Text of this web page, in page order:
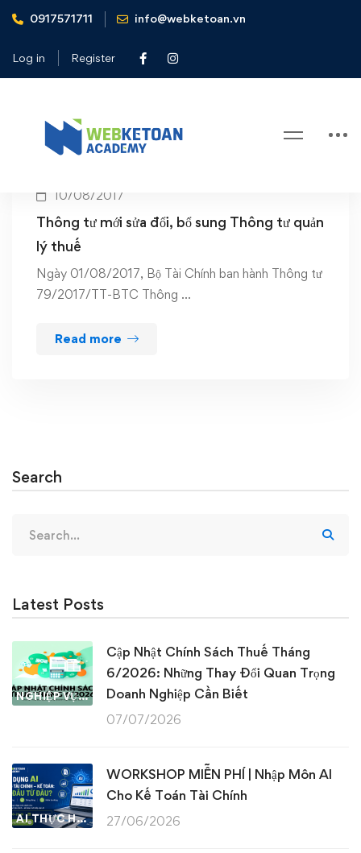
0917571711 info@webketoan.vn
Log in Register
Home Thông tư mới sửa đổi
Tag: Thông tư mới sửa đổi
10/08/2017
Thông tư mới sửa đổi, bổ sung Thông tư quản
lý thuế
Ngày 01/08/2017, Bộ Tài Chính ban hành Thông tư
79/2017/TT-BTC Thông …
Read more
Search
for:
Latest Posts
NGHIỆP VỤ KẾ TOÁN & THUẾ
Cập Nhật Chính Sách Thuế Tháng
6/2026: Những Thay Đổi Quan Trọng
Doanh Nghiệp Cần Biết
07/07/2026
AI THỰC HÀNH
WORKSHOP MIỄN PHÍ | Nhập Môn AI
Cho Kế Toán Tài Chính
27/06/2026